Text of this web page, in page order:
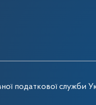
податкової служби